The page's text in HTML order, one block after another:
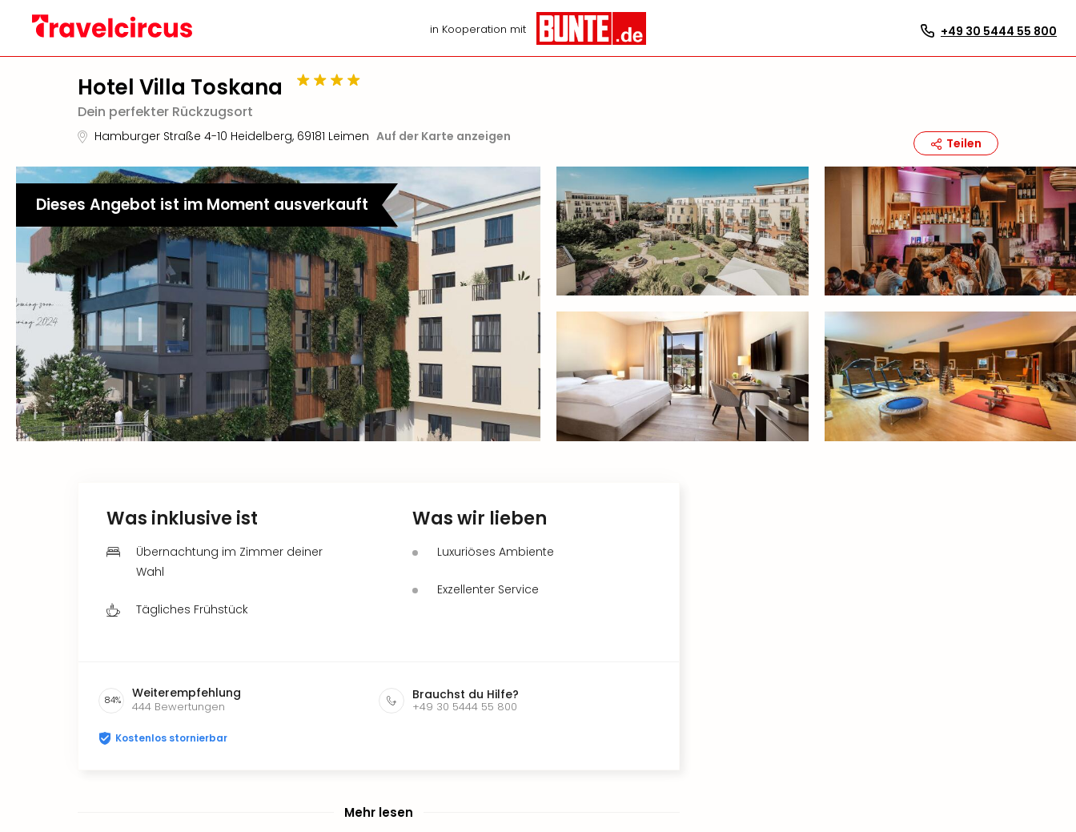
in Kooperation mit +49 30 5444 55 800
Hotel Villa Toskana
Dein perfekter Rückzugsort
Hamburger Straße 4-10 Heidelberg, 69181 Leimen Auf der Karte anzeigen Teilen
Dieses Angebot ist im Moment ausverkauft
Was inklusive ist
Übernachtung im Zimmer deiner
Wahl
Tägliches Frühstück
Was wir lieben
Luxuriöses Ambiente
Exzellenter Service
84% Weiterempfehlung
444 Bewertungen
Brauchst du Hilfe?
+49 30 5444 55 800
Kostenlos stornierbar
Mehr lesen